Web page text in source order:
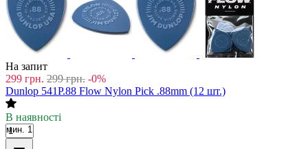
На запит
299 грн. 299 грн. -0%
Dunlop 541P.88 Flow Nylon Pick .88mm (12 шт.)
В наявності
мин. 1